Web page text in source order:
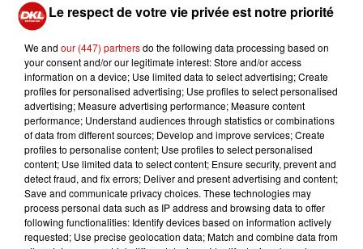
Fromage
Dessert
Tarif : 20€ pour les adultes, 12€ pour les -12 ans
Possibilité à emporter, en amenant le contenant sur
réservation
Réservations avant le 9 avril au 0650295016 ou au
0676058636
Places limitées
Le respect de votre vie privée est notre priorité
We and our (447) partnersdo the following data processing based on
your consent and/or our legitimate interest: Store and/or access
information on a device; Use limited data to select advertising; Create
profiles for personalised advertising; Use profiles to select personalised
advertising; Measure advertising performance; Measure content
performance; Understand audiences through statistics or combinations
of data from different sources; Develop and improve services; Create
profiles to personalise content; Use profiles to select personalised
content; Use limited data to select content; Ensure security, prevent and
detect fraud, and fix errors; Deliver and present advertising and content;
Save and communicate privacy choices. These technologies may
process personal data such as IP address and browsing data to offer
following functionalities: Identify devices based on information actively
requested; Use precise geolocation data; Match and combine data from